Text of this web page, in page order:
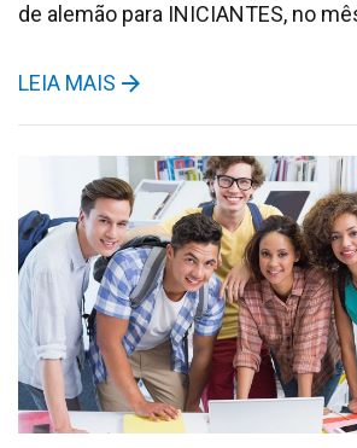
de alemão para INICIANTES, no
LEIA MAIS